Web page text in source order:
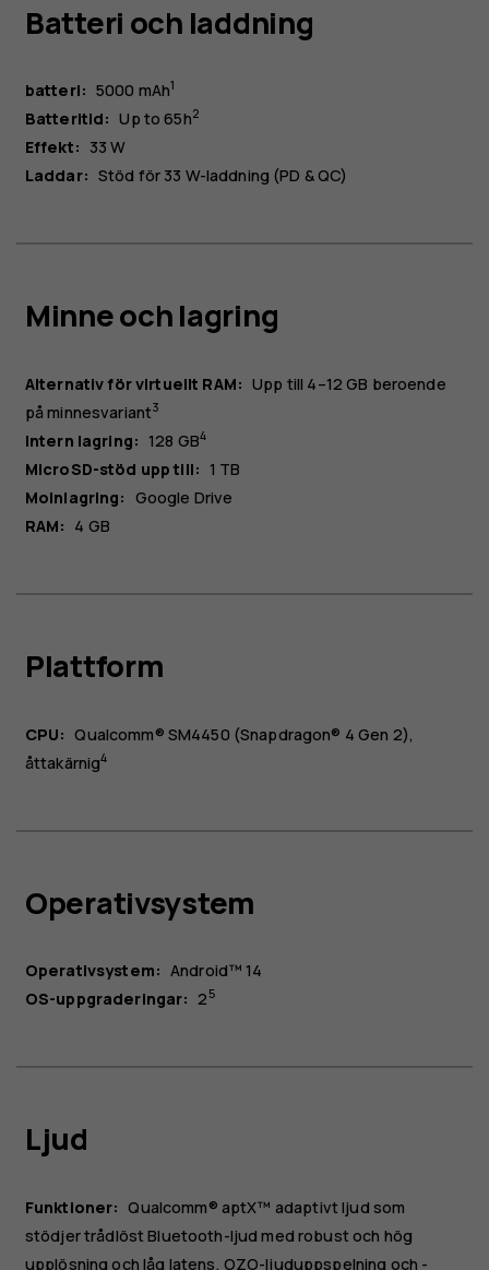
Batteri och laddning
batteri: 5000 mAh1
Batteritid: Up to 65h2
Effekt: 33 W
Laddar: Stöd för 33 W-laddning (PD & QC)
Minne och lagring
Alternativ för virtuellt RAM: Upp till 4–12 GB beroende
på minnesvariant3
Intern lagring: 128 GB4
MicroSD-stöd upp till: 1 TB
Molnlagring: Google Drive
RAM: 4 GB
Plattform
CPU: Qualcomm® SM4450 (Snapdragon® 4 Gen 2),
åttakärnig4
Operativsystem
Operativsystem: Android™ 14
OS-uppgraderingar: 25
Ljud
Funktioner: Qualcomm® aptX™ adaptivt ljud som
stödjer trådlöst Bluetooth-ljud med robust och hög
upplösning och låg latens. OZO-ljuduppspelning och -